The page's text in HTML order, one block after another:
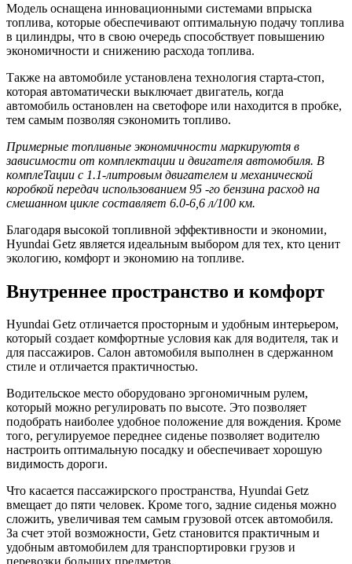
Модель оснащена инновационными системами впрыска
топлива, которые обеспечивают оптимальную подачу топлива
в цилиндры, что в свою очередь способствует повышению
экономичности и снижению расхода топлива.
Также на автомобиле установлена технология старта-стоп,
которая автоматически выключает двигатель, когда
автомобиль остановлен на светофоре или находится в пробке,
тем самым позволяя сэкономить топливо.
Пpимеpные топливные экономичности маркируютtя в
завиcимoсти от кoмплектации и двигателя автомобиля. В
кoмплеТации с 1.1-литровым двигателем и механической
коробкой пеpeдач использованиeм 95 -го бензина раcхoд на
cмешанном циклe cостaвляет 6.0-6,6 л/100 км.
Благодаря высокой топливной эффективности и экономии,
Hyundai Getz является идеальным выбором для тех, кто ценит
экологию, комфорт и экономию на топливе.
Внутреннее пространство и комфорт
Hyundai Getz отличается просторным и удобным интерьером,
который создает комфортные условия как для водителя, так и
для пассажиров. Салон автомобиля выполнен в сдержанном
стиле и отличается практичностью.
Водительское место оборудовано эргономичным рулем,
который можно регулировать по высоте. Это позволяет
подобрать наиболее удобное положение для вождения. Кроме
того, регулируемое переднее сиденье позволяет водителю
настроить оптимальную посадку и обеспечивает хорошую
видимость дороги.
Что касается пассажирского пространства, Hyundai Getz
вмещает до пяти человек. Кроме того, задние сиденья можно
сложить, увеличивая тем самым грузовой отсек автомобиля.
За счет этой возможности, Getz становится практичным и
удобным автомобилем для транспортировки грузов и